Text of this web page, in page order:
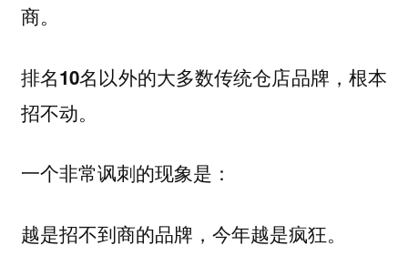
商。
排名10名以外的大多数传统仓店品牌，根本
招不动。
一个非常讽刺的现象是：
越是招不到商的品牌，今年越是疯狂。